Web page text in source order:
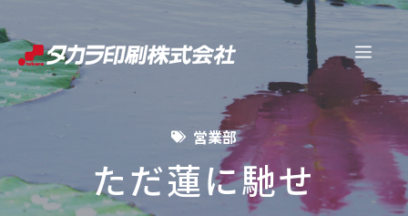
ン
テ
ン
ツ
キ
メ
ニ
ー
営業部
ただ蓮に馳せ